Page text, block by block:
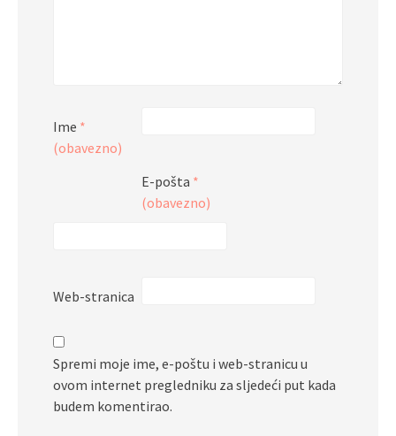
Ime *
(obavezno)
E-pošta *
(obavezno)
Web-stranica
Spremi moje ime, e-poštu i web-stranicu u
ovom internet pregledniku za sljedeći put kada
budem komentirao.